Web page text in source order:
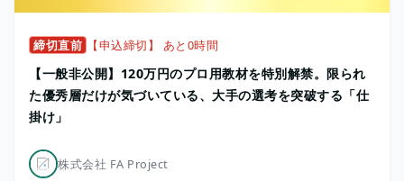
締切直前 【申込締切】 あと0時間
【一般非公開】120万円のプロ用教材を特別解禁。限られ
た優秀層だけが気づいている、大手の選考を突破する「仕
掛け」
株式会社 FA Project